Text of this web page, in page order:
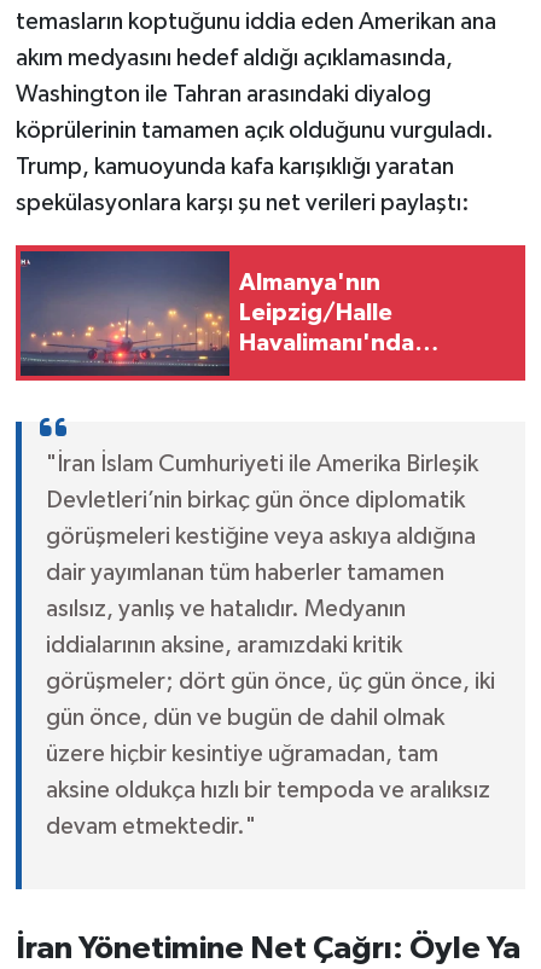
temasların koptuğunu iddia eden Amerikan ana
akım medyasını hedef aldığı açıklamasında,
Washington ile Tahran arasındaki diyalog
köprülerinin tamamen açık olduğunu vurguladı.
Trump, kamuoyunda kafa karışıklığı yaratan
spekülasyonlara karşı şu net verileri paylaştı:
Almanya'nın
Leipzig/Halle
Havalimanı'nda
"İran İslam Cumhuriyeti ile Amerika Birleşik
Devletleri’nin birkaç gün önce diplomatik
görüşmeleri kestiğine veya askıya aldığına
dair yayımlanan tüm haberler tamamen
asılsız, yanlış ve hatalıdır. Medyanın
iddialarının aksine, aramızdaki kritik
görüşmeler; dört gün önce, üç gün önce, iki
gün önce, dün ve bugün de dahil olmak
üzere hiçbir kesintiye uğramadan, tam
aksine oldukça hızlı bir tempoda ve aralıksız
devam etmektedir."
İran Yönetimine Net Çağrı: Öyle Ya